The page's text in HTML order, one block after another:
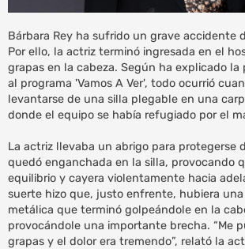
Bárbara Rey ha sufrido un grave accidente
Por ello, la actriz terminó ingresada en el
grapas en la cabeza. Según ha explicado la
al programa 'Vamos A Ver', todo ocurrió
levantarse de una silla plegable en una
donde el equipo se había refugiado por el
La actriz llevaba un abrigo para protegerse
quedó enganchada en la silla, provocando
equilibrio y cayera violentamente hacia
suerte hizo que, justo enfrente, hubiera
metálica que terminó golpeándole en la
provocándole una importante brecha. “Me
grapas y el dolor era tremendo”, relató la